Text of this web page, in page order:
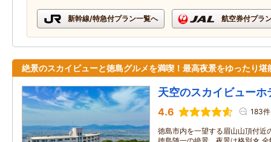
新幹線/特急付プラン一覧へ 航空券付プラ
絶景のスカイビューと徳島グルメを満喫！最高夜景をゆったり堪
天空のスカイビュー
4.6 183件
徳島市内を一望する眉山山頂付近